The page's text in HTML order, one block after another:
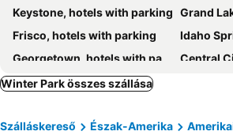
Keystone, hotels with parking Grand
Frisco, hotels with parking
Idaho
Georgetown, hotels with parking
Central
Dillon, hotels with parking
Nederland, hotels with parking
Hot Sulphur
Winter Park összes szállása
Szálláskereső Észak-Amerika